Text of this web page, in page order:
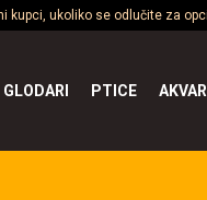
kupci, ukoliko se odlučite za
GLODARI PTICE